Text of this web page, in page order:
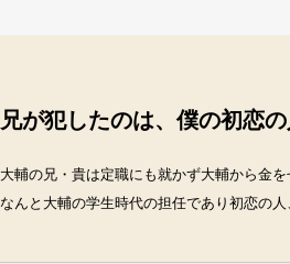
兄が犯したのは、僕の初恋の
大輔の兄・貴は定職にも就かず大輔から金
なんと大輔の学生時代の担任であり初恋の